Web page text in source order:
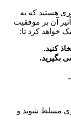
هستید که به
آن بر موفقیت
خواهد کرد تا:
کنید.
بگیرید.
مسلط شوید و